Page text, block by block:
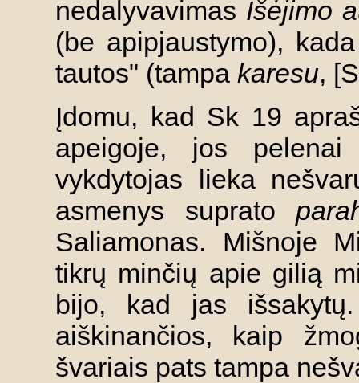
nedalyvavimas Išėjimo
(be apipjaustymo),
tautos" (tampa karesu,
Įdomu, kad Sk 19
apeigoje, jos
vykdytojas lieka
asmenys suprato
Saliamonas. Mišnoje
tikrų minčių apie gilią
bijo, kad jas
aiškinančios, kaip
švariais pats tampa